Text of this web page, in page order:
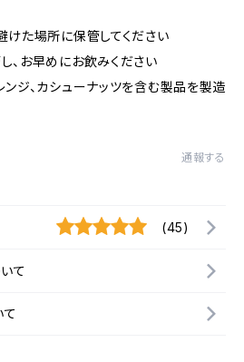
た場所に保管してください
お早めにお飲みください
ジ、カシューナッツを含む製品を製造
通報する
(45)
て